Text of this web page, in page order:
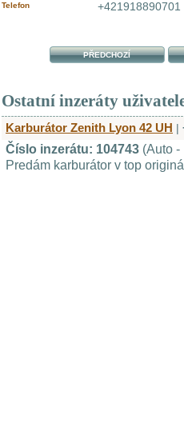
Telefon
+421918890701
PŘEDCHOZÍ
Ostatní inzeráty
Karburátor Zenith Lyon 42 UH |
Číslo inzerátu: 104743 (Auto -
Predám karburátor v top